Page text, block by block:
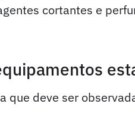
cortantes e
deve ser